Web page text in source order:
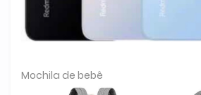
Mochila de bebê